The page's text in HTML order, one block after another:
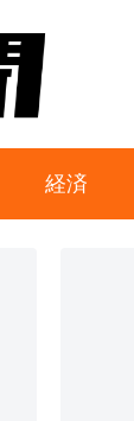
経済